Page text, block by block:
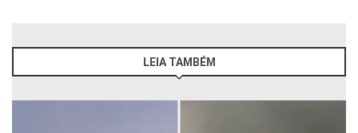
LEIA TAMBÉM